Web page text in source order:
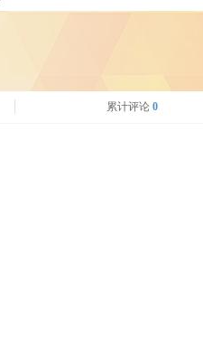
累计评论 0